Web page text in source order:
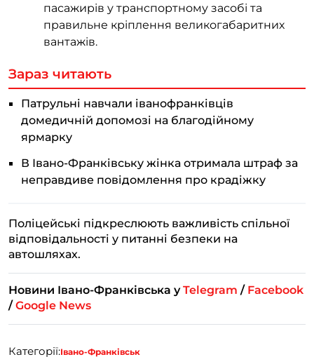
пасажирів у транспортному засобі та
правильне кріплення великогабаритних
вантажів.
Зараз читають
Патрульні навчали іванофранківців
домедичній допомозі на благодійному
ярмарку
В Івано-Франківську жінка отримала штраф за
неправдиве повідомлення про крадіжку
Поліцейські підкреслюють важливість спільної
відповідальності у питанні безпеки на
автошляхах.
Новини Івано-Франківська уTelegram / Facebook
/Google News
Категорії:Івано-Франківськ